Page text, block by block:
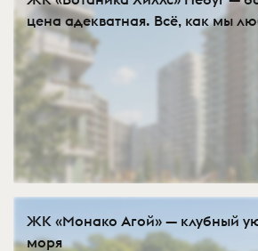
цена адекватная. Всё, как мы
ЖК «Монако Агой» — клубный
моря